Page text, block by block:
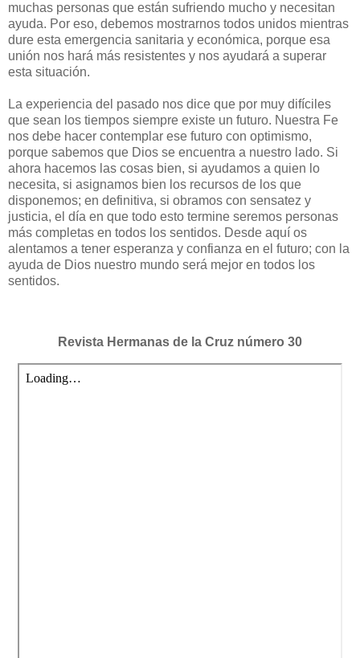
muchas personas que están sufriendo mucho y necesitan
ayuda. Por eso, debemos mostrarnos todos unidos mientras
dure esta emergencia sanitaria y económica, porque esa
unión nos hará más resistentes y nos ayudará a superar
esta situación.
La experiencia del pasado nos dice que por muy difíciles
que sean los tiempos siempre existe un futuro. Nuestra Fe
nos debe hacer contemplar ese futuro con optimismo,
porque sabemos que Dios se encuentra a nuestro lado. Si
ahora hacemos las cosas bien, si ayudamos a quien lo
necesita, si asignamos bien los recursos de los que
disponemos; en definitiva, si obramos con sensatez y
justicia, el día en que todo esto termine seremos personas
más completas en todos los sentidos. Desde aquí os
alentamos a tener esperanza y confianza en el futuro; con la
ayuda de Dios nuestro mundo será mejor en todos los
sentidos.
Revista Hermanas de la Cruz número 30